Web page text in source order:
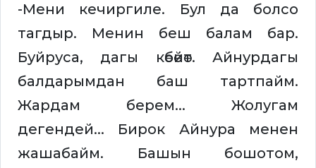
-Мени кечиргиле. Бул да болсо
тагдыр. Менин беш балам бар.
Буйруса, дагы көбөйөт. Айнурдагы
балдарымдан баш тартпайм.
Жардам берем... Жолугам
дегендей... Бирок Айнура менен
жашабайм. Башын бошотом,